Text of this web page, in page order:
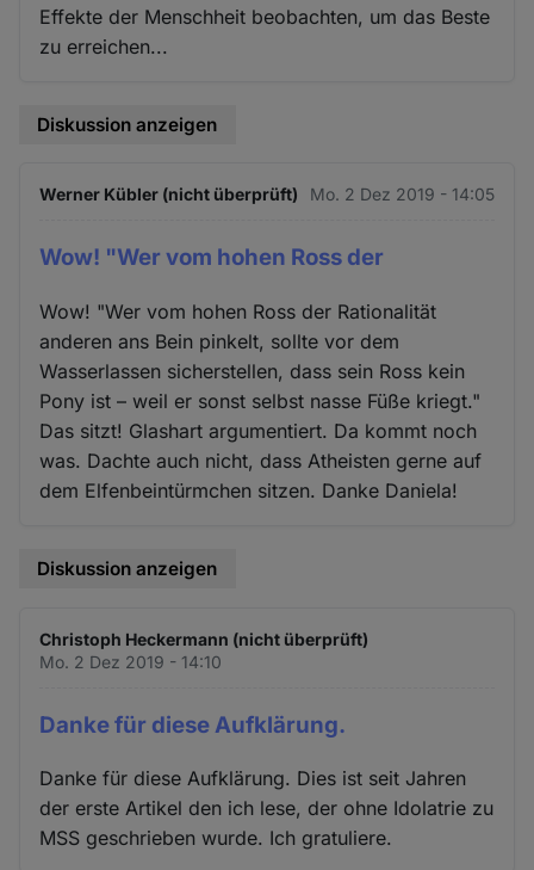
Effekte der Menschheit beobachten, um das Beste
zu erreichen...
Diskussion anzeigen
Werner Kübler (nicht überprüft) Mo. 2 Dez 2019 - 14:05
Wow! "Wer vom hohen Ross der
Wow! "Wer vom hohen Ross der Rationalität
anderen ans Bein pinkelt, sollte vor dem
Wasserlassen sicherstellen, dass sein Ross kein
Pony ist – weil er sonst selbst nasse Füße kriegt."
Das sitzt! Glashart argumentiert. Da kommt noch
was. Dachte auch nicht, dass Atheisten gerne auf
dem Elfenbeintürmchen sitzen. Danke Daniela!
Diskussion anzeigen
Christoph Heckermann (nicht überprüft)
Mo. 2 Dez 2019 - 14:10
Danke für diese Aufklärung.
Danke für diese Aufklärung. Dies ist seit Jahren
der erste Artikel den ich lese, der ohne Idolatrie zu
MSS geschrieben wurde. Ich gratuliere.